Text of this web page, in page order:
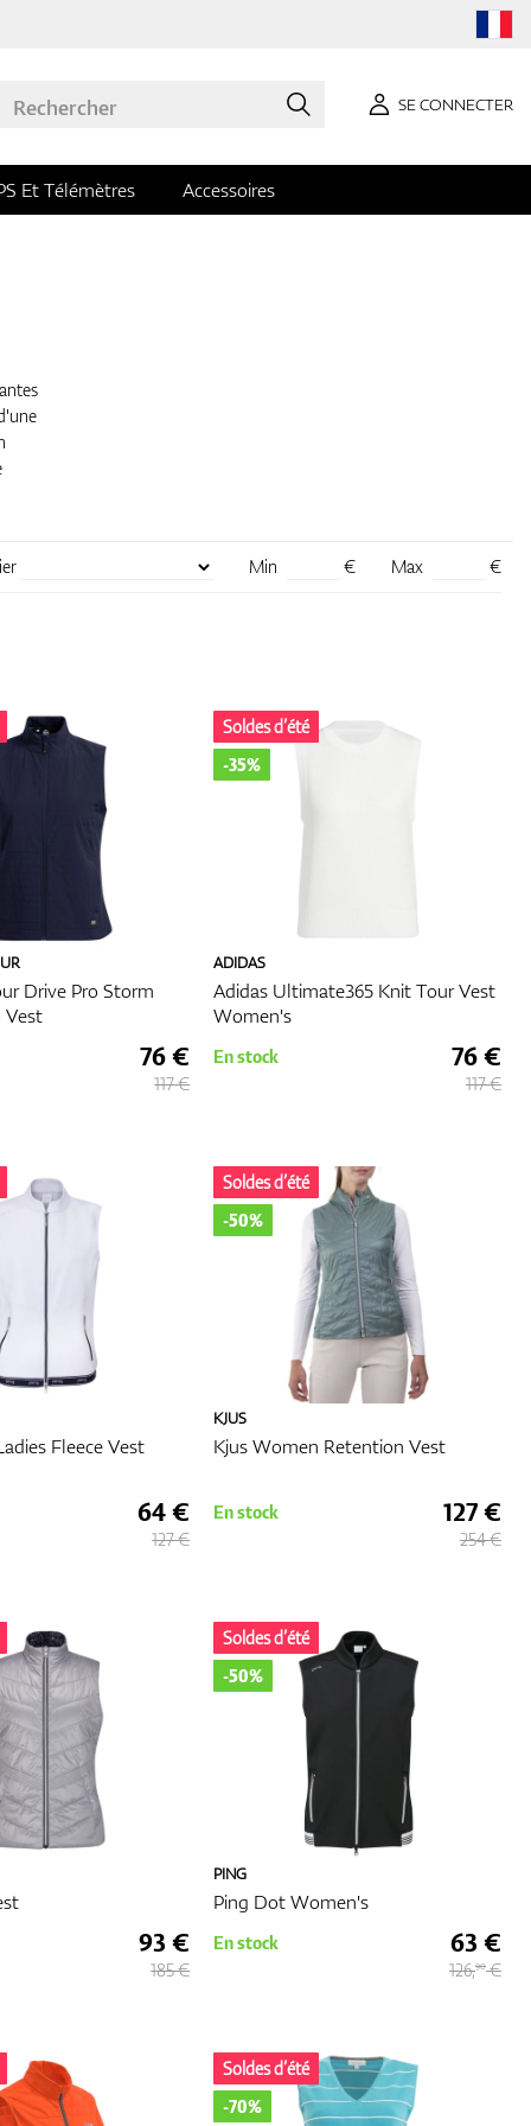
SE CONNECTER
Et Télémètres Accessoires
de
à
Min € Max €
Drive Pro Storm
Vest
76 €
117 €
ADIDAS
Adidas Ultimate365 Knit Tour Vest
Women's
Soldes d’été
-35%
En stock 76 €
117 €
Fleece Vest
64 €
127 €
KJUS
Kjus Women Retention Vest
Soldes d’été
-50%
En stock 127 €
254 €
93 €
185 €
PING
Ping Dot Women's
Soldes d’été
-50%
En stock 63 €
126,90€
Soldes d’été
-70%